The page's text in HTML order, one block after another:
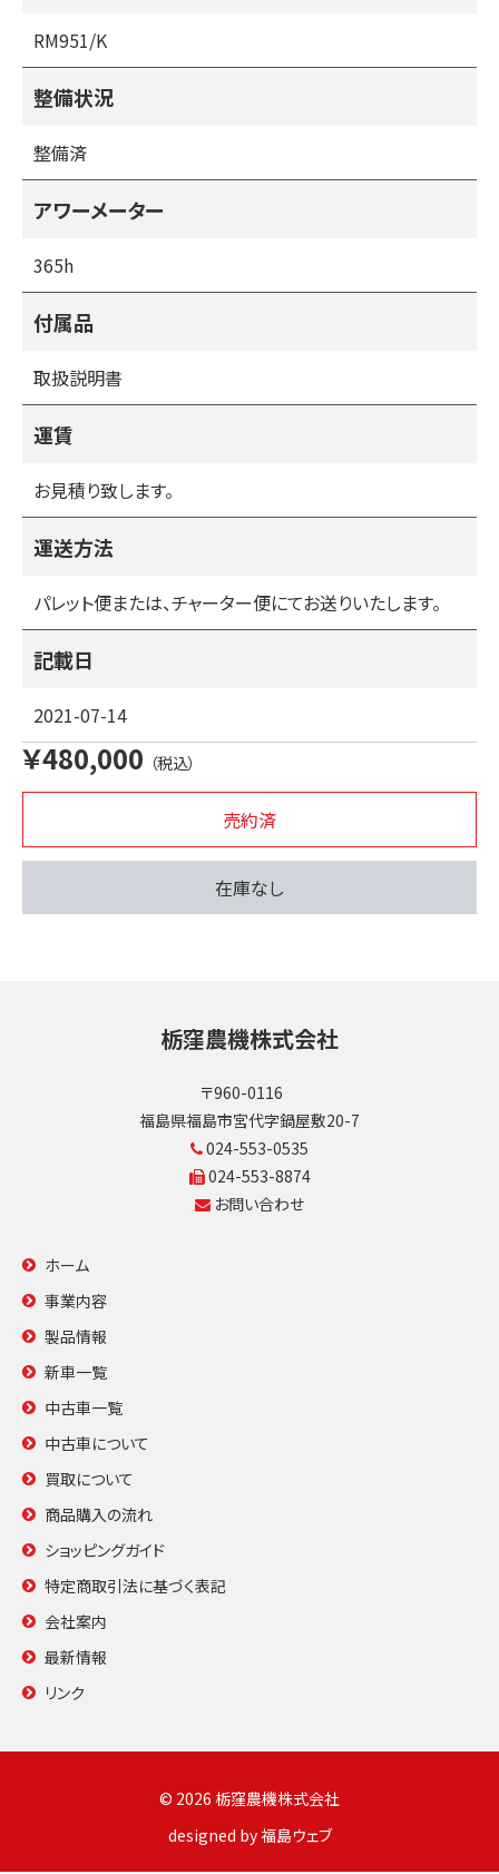
イルシール・ベアリング等も点検または交換後に販売してお
りますので安心してお使いいただけます。
また、部品の供給も問題ありません。
（整備済みの商品は１０項目の点検項目を点検整備し、調整
または部品交換を行い販売しております）
２・各ベルト点検・交換
４・刈刃の交換
５・ブレーキ点検・交換
６・エアークリーナークリーニング・交換
８・油漏れ
９・エンジンオイルの交換
１０・グリスアップ
RM951/K
整備状況
整備済
アワーメーター
365h
付属品
取扱説明書
運賃
お見積り致します。
運送方法
パレット便または、チャーター便にてお送りいたします。
記載日
2021-07-14
￥480,000 （税込）
売約済
在庫なし
栃窪農機株式会社
〒960-0116
福島県福島市宮代字鍋屋敷20-7
024-553-0535
024-553-8874
お問い合わせ
ホーム
事業内容
製品情報
新車一覧
中古車一覧
中古車について
買取について
商品購入の流れ
ショッピングガイド
特定商取引法に基づく表記
会社案内
最新情報
リンク
© 2026 栃窪農機株式会社
designed by福島ウェブ